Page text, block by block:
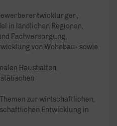
in ländlichen Regionen,
Fachversorgung,
von Wohnbau- sowie
Haushalten,
zur wirtschaftlichen,
Entwicklung in